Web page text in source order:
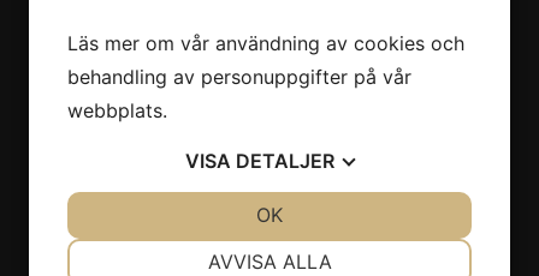
Ny kund
Avbokningspolicy
Integritetspolicy
Kontakta oss
Läs mer om vår användning av cookies och
behandling av personuppgifter på vår
webbplats.
VISA DETALJER
AVVISA ALLA
OK